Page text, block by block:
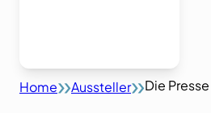
Home Aussteller Die Presse